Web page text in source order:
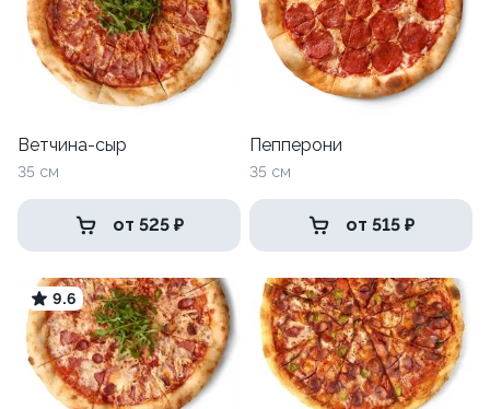
Ветчина-сыр
35 см
от 525 ₽
Пепперони
35 см
от 515 ₽
9.6